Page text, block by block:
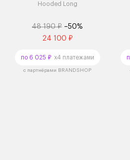
Hooded Long
48 190 ₽ –50%
24 100 ₽
по 6 025 ₽x4 платежами
с партнёрами BRANDSHOP